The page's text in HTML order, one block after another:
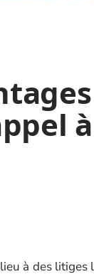
à
à des litiges